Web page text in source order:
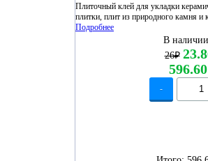
Плиточный клей для укладки
плитки, плит из природного камня и
Подробнее
В наличии
26₽
596.60
-